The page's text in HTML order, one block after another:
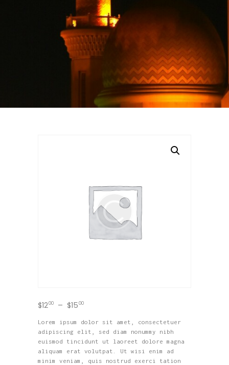
$1200 – $1500Plage
prix :
$12
0
à
$150
Lorem ipsum dolor sit amet, consectetuer
adipiscing elit, sed diam nonummy nibh
euismod tincidunt ut laoreet dolore magna
aliquam erat volutpat. Ut wisi enim ad
minim veniam, quis nostrud exerci tation